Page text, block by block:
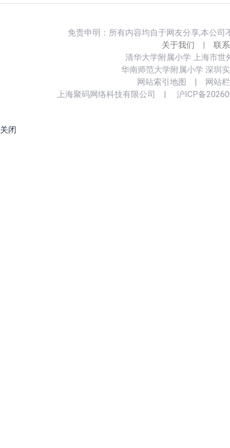
免责申明：所有内容均自于网友分享,本公
关于我们
联
清华大学附属小学 上海市世
华南师范大学附属小学 深圳
网站索引地图
网站
上海聚码网络科技有限公司
沪ICP备
关闭